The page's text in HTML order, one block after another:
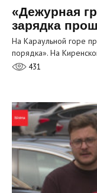
«Дежурная
зарядка
На Караульной горе
порядка». На
431